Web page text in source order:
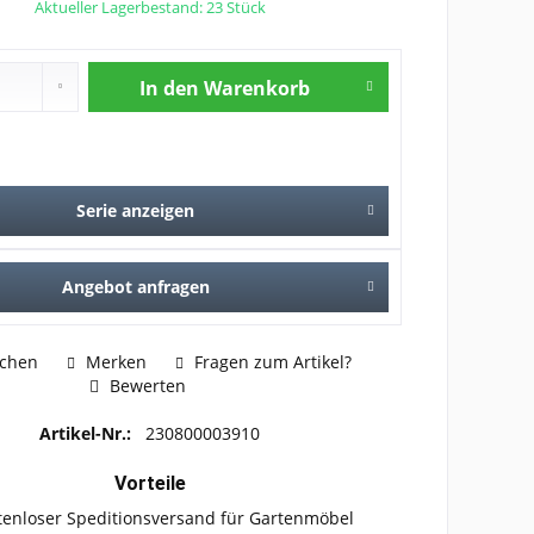
Aktueller Lagerbestand: 23 Stück
In den Warenkorb
Serie anzeigen
Angebot anfragen
Merken
Fragen zum Artikel?
Bewerten
Artikel-Nr.: 230800003910
Vorteile
Speditionsversand für Gartenmöbel